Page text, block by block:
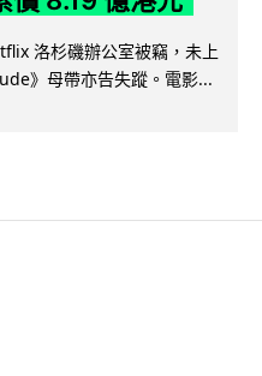
洛杉磯辦公室被竊，未上
》母帶亦告失蹤。電影...